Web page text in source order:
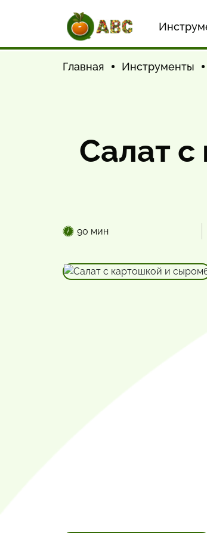
Главная Инструменты
Салат
90 мин